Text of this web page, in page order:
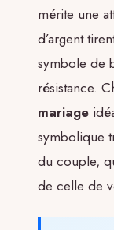
mérite une
d’argent
symbole de
résistance.
mariage
symbolique
du couple,
de celle de